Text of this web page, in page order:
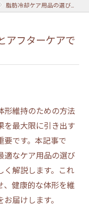
脂肪冷却ケア用品の選び方とアフターケアで得られる効果とは？
アフターケアで
形維持のための方法
を最大限に引き出す
要です。本記事で
適なケア用品の選び
く解説します。これ
、健康的な体形を維
届けします。